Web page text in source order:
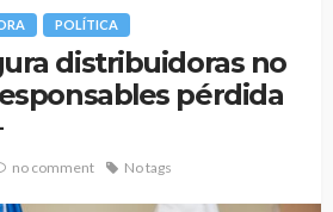
POLÍTICA
distribuidoras no
pérdida
no comment No tags